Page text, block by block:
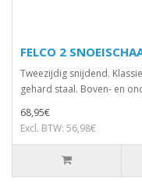
FELCO 2
Tweezijdig snijdend.
gehard staal. Boven- en
68,95€
Excl. BTW: 56,98€